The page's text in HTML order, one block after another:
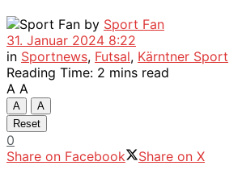
by Sport Fan
31. Januar 2024 8:22
in Sportnews, Futsal, Kärntner Sport
Reading Time: 2 mins read
A A
A
A
Reset
0
Share on Facebook
Share on X